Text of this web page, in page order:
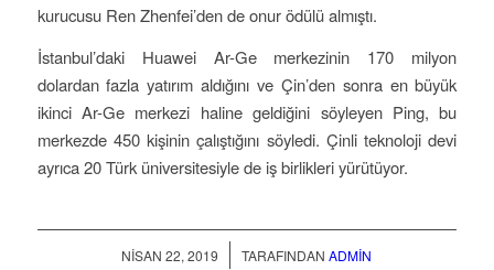
kurucusu Ren Zhenfei’den de onur ödülü almıştı.
İstanbul’daki Huawei Ar-Ge merkezinin 170 milyon
dolardan fazla yatırım aldığını ve Çin’den sonra en büyük
ikinci Ar-Ge merkezi haline geldiğini söyleyen Ping, bu
merkezde 450 kişinin çalıştığını söyledi. Çinli teknoloji devi
ayrıca 20 Türk üniversitesiyle de iş birlikleri yürütüyor.
NISAN 22, 2019
/ TARAFINDANADMIN